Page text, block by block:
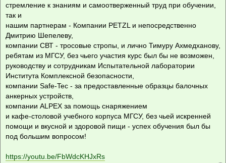
стремление к знаниям и самоотверженный труд при обучении,
так и
нашим партнерам - Компании PETZL и непосредственно
Дмитрию Шепелеву,
компании СВТ - тросовые стропы, и лично Тимуру Ахмедханову,
ребятам из МГСУ, без чьего участия курс был бы не возможен,
руководству и сотрудникам Испытательной лаборатории
Института Комплексной безопасности,
компании Safe-Tec - за предоставленные образцы балочных
анкерных устройств,
компании ALPEX за помощь снаряжением
и кафе-столовой учебного корпуса МГСУ, без чьей искренней
помощи и вкусной и здоровой пищи - успех обучения был бы
под большим вопросом!
https://youtu.be/FbWdcKHJxRs